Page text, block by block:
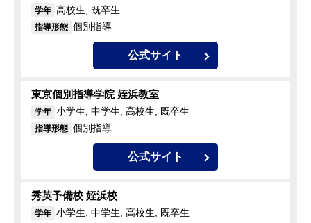
学年 高校生, 既卒生
指導形態 個別指導
公式サイト
東京個別指導学院 姪浜教室
学年 小学生, 中学生, 高校生, 既卒生
指導形態 個別指導
公式サイト
秀英予備校 姪浜校
学年 小学生, 中学生, 高校生, 既卒生